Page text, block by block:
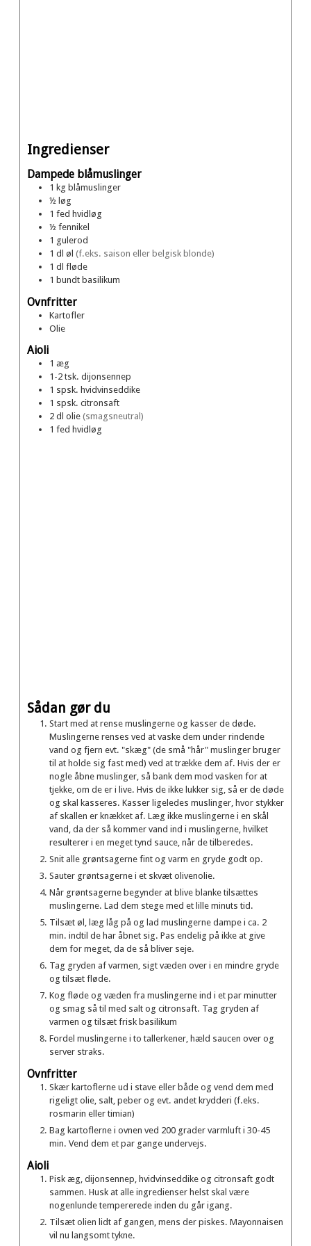
Ingredienser
Dampede blåmuslinger
1 kg blåmuslinger
½ løg
1 fed hvidløg
½ fennikel
1 gulerod
1 dl øl (f.eks. saison eller belgisk blonde)
1 dl fløde
1 bundt basilikum
Ovnfritter
Kartofler
Olie
Aioli
1 æg
1-2 tsk. dijonsennep
1 spsk. hvidvinseddike
1 spsk. citronsaft
2 dl olie (smagsneutral)
1 fed hvidløg
Sådan gør du
Start med at rense muslingerne og kasser de døde.
Muslingerne renses ved at vaske dem under rindende
vand og fjern evt. "skæg" (de små "hår" muslinger bruger
til at holde sig fast med) ved at trække dem af. Hvis der er
nogle åbne muslinger, så bank dem mod vasken for at
tjekke, om de er i live. Hvis de ikke lukker sig, så er de døde
og skal kasseres. Kasser ligeledes muslinger, hvor stykker
af skallen er knækket af. Læg ikke muslingerne i en skål
vand, da der så kommer vand ind i muslingerne, hvilket
resulterer i en meget tynd sauce, når de tilberedes.
Snit alle grøntsagerne fint og varm en gryde godt op.
Sauter grøntsagerne i et skvæt olivenolie.
Når grøntsagerne begynder at blive blanke tilsættes
muslingerne. Lad dem stege med et lille minuts tid.
Tilsæt øl, læg låg på og lad muslingerne dampe i ca. 2
min. indtil de har åbnet sig. Pas endelig på ikke at give
dem for meget, da de så bliver seje.
Tag gryden af varmen, sigt væden over i en mindre gryde
og tilsæt fløde.
Kog fløde og væden fra muslingerne ind i et par minutter
og smag så til med salt og citronsaft. Tag gryden af
varmen og tilsæt frisk basilikum
Fordel muslingerne i to tallerkener, hæld saucen over og
server straks.
Ovnfritter
Skær kartoflerne ud i stave eller både og vend dem med
rigeligt olie, salt, peber og evt. andet krydderi (f.eks.
rosmarin eller timian)
Bag kartoflerne i ovnen ved 200 grader varmluft i 30-45
min. Vend dem et par gange undervejs.
Aioli
Pisk æg, dijonsennep, hvidvinseddike og citronsaft godt
sammen. Husk at alle ingredienser helst skal være
nogenlunde tempererede inden du går igang.
Tilsæt olien lidt af gangen, mens der piskes. Mayonnaisen
vil nu langsomt tykne.